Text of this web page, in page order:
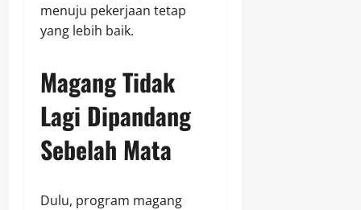
menuju pekerjaan tetap
yang lebih baik.
Magang Tidak
Lagi Dipandang
Sebelah Mata
Dulu, program magang